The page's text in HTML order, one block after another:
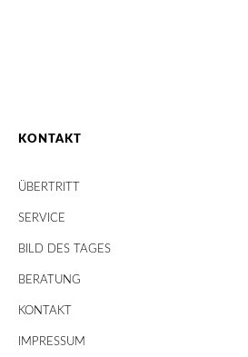
KONTAKT
ÜBERTRITT
SERVICE
BILD DES TAGES
BERATUNG
KONTAKT
IMPRESSUM